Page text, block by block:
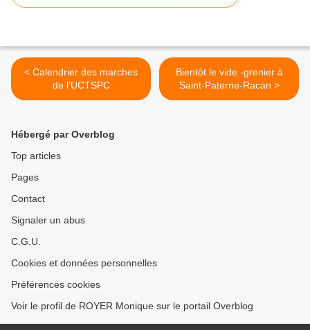
< Calendrier des marches
de l'UCTSPC
Bientôt le vide -grenier à
Saint-Paterne-Racan >
Hébergé par Overblog
Top articles
Pages
Contact
Signaler un abus
C.G.U.
Cookies et données personnelles
Préférences cookies
Voir le profil de ROYER Monique sur le portail Overblog